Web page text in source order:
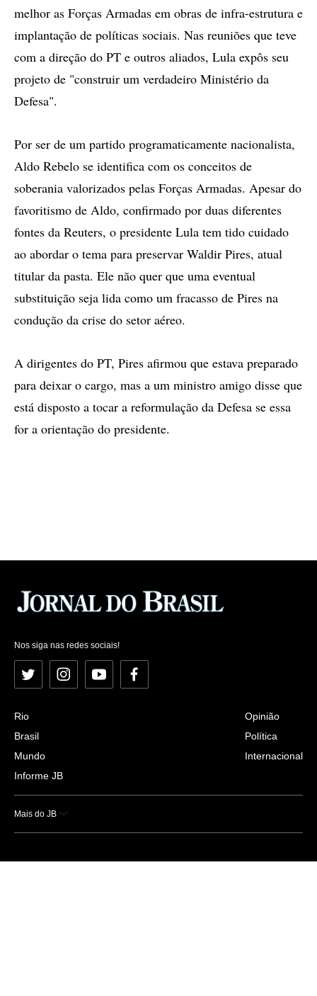
melhor as Forças Armadas em obras de infra-estrutura e
implantação de políticas sociais. Nas reuniões que teve
com a direção do PT e outros aliados, Lula expôs seu
projeto de "construir um verdadeiro Ministério da
Defesa".
Por ser de um partido programaticamente nacionalista,
Aldo Rebelo se identifica com os conceitos de
soberania valorizados pelas Forças Armadas. Apesar do
favoritismo de Aldo, confirmado por duas diferentes
fontes da Reuters, o presidente Lula tem tido cuidado
ao abordar o tema para preservar Waldir Pires, atual
titular da pasta. Ele não quer que uma eventual
substituição seja lida como um fracasso de Pires na
condução da crise do setor aéreo.
A dirigentes do PT, Pires afirmou que estava preparado
para deixar o cargo, mas a um ministro amigo disse que
está disposto a tocar a reformulação da Defesa se essa
for a orientação do presidente.
Nos siga nas redes sociais!
Twitter InstagramYouTubeFacebook
Rio
Brasil
Mundo
Informe JB
Opinião
Política
Internacional
Mais do JB
Esportes